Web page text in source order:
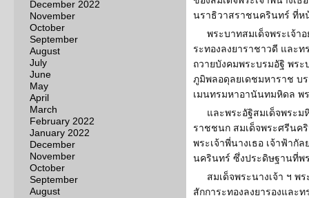
December 2022
November
October
September
August
July
June
May
April
March
February 2022
January 2022
December
November
October
September
August
นราธิวาสราชนครินทร์ ที่ห
พระบาทสมเด็จพระเจ้า
ระทองลงยาราชาวดี และท
ถวายบังคมพระบรมอัฐิ พร
ภูมิพลอดุลยเดชมหาราช บ
เมนทรมหาอานันทมหิดล พ
และพระอัฐิสมเด็จพระม
ราชชนก สมเด็จพระศรีนค
พระเจ้าพี่นางเธอ เจ้าฟ้า
นครินทร์ ซึ่งประดิษฐานที่พ
สมเด็จพระนางเจ้า ฯ พ
สักการะทองลงยารองและ